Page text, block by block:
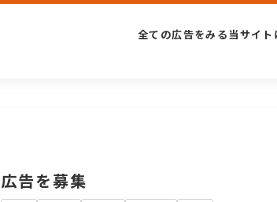
全ての広告をみる 当サイ
広告を募集